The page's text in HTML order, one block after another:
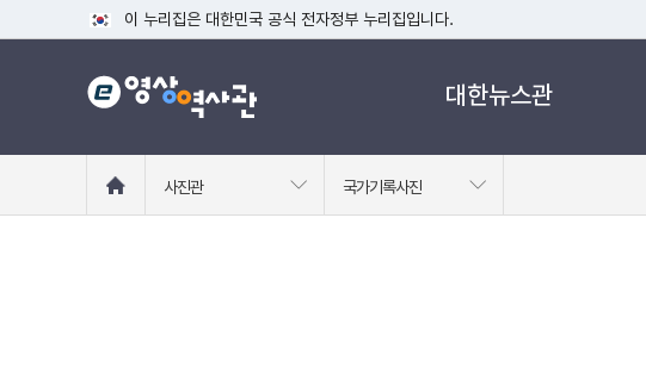
이 누리집은 대한민국 공식 전자정부 누리집입니다.
공식 누리집 주소 확인하기
go.kr 주소를 사용하는 누리집은 대한민국 정부기관이 관리하는 누리집입니다.
대한뉴스관
로
사진관 국가기록사진